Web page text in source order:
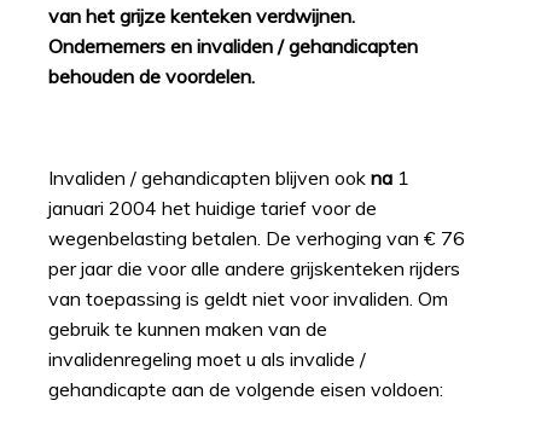
van het grijze kenteken verdwijnen.
Ondernemers en invaliden / gehandicapten
behouden de voordelen.
Invaliden / gehandicapten blijven ook na 1
januari 2004 het huidige tarief voor de
wegenbelasting betalen. De verhoging van € 76
per jaar die voor alle andere grijskenteken rijders
van toepassing is geldt niet voor invaliden. Om
gebruik te kunnen maken van de
invalidenregeling moet u als invalide /
gehandicapte aan de volgende eisen voldoen: